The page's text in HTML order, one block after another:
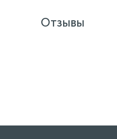
Отзывы